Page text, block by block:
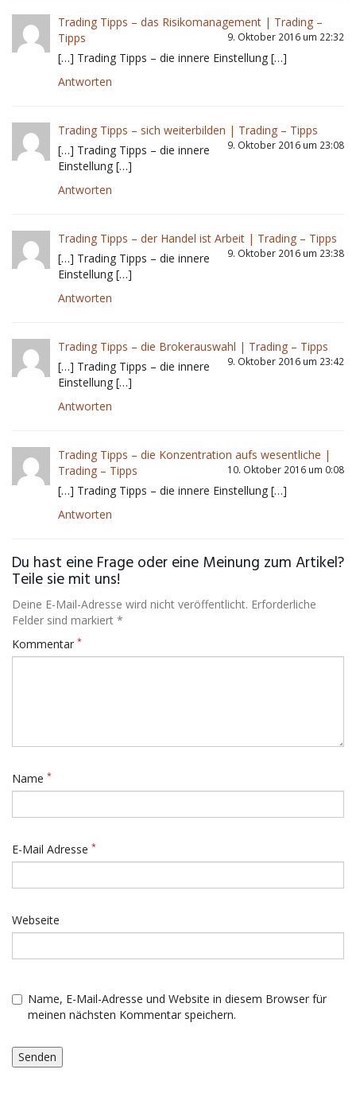
Trading Tipps – das Risikomanagement | Trading –
Tipps
9. Oktober 2016 um 22:32
[…] Trading Tipps – die innere Einstellung […]
Antworten
Trading Tipps – sich weiterbilden | Trading – Tipps
9. Oktober 2016 um 23:08
[…] Trading Tipps – die innere
Einstellung […]
Antworten
Trading Tipps – der Handel ist Arbeit | Trading – Tipps
9. Oktober 2016 um 23:38
[…] Trading Tipps – die innere
Einstellung […]
Antworten
Trading Tipps – die Brokerauswahl | Trading – Tipps
9. Oktober 2016 um 23:42
[…] Trading Tipps – die innere
Einstellung […]
Antworten
Trading Tipps – die Konzentration aufs wesentliche |
Trading – Tipps
10. Oktober 2016 um 0:08
[…] Trading Tipps – die innere Einstellung […]
Antworten
Du hast eine Frage oder eine Meinung zum Artikel?
Teile sie mit uns!
Deine E-Mail-Adresse wird nicht veröffentlicht. Erforderliche
Felder sind markiert *
Kommentar *
Name *
E-Mail Adresse *
Webseite
Name, E-Mail-Adresse und Website in diesem Browser für
meinen nächsten Kommentar speichern.